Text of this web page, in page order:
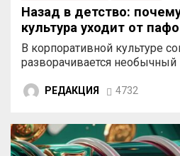
Назад в детство:
культура уходит от
В корпоративной культуре
разворачивается необычный
РЕДАКЦИЯ 4732